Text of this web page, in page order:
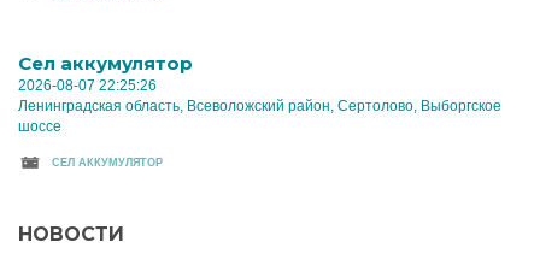
Cел аккумулятор
2026-08-07 22:25:26
Ленинградская область, Всеволожский район, Сертолово, Выборгское
шоссе
CЕЛ АККУМУЛЯТОР
НОВОСТИ